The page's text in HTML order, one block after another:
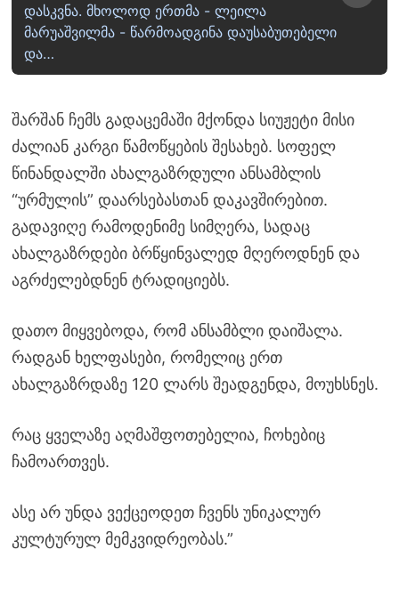
დასკვნა. მხოლოდ ერთმა - ლეილა
მარუაშვილმა - წარმოადგინა დაუსაბუთებელი
და…
შარშან ჩემს გადაცემაში მქონდა სიუჟეტი მისი
ძალიან კარგი წამოწყების შესახებ. სოფელ
წინანდალში ახალგაზრდული ანსამბლის
“ურმულის” დაარსებასთან დაკავშირებით.
გადავიღე რამოდენიმე სიმღერა, სადაც
ახალგაზრდები ბრწყინვალედ მღეროდნენ და
აგრძელებდნენ ტრადიციებს.
დათო მიყვებოდა, რომ ანსამბლი დაიშალა.
რადგან ხელფასები, რომელიც ერთ
ახალგაზრდაზე 120 ლარს შეადგენდა, მოუხსნეს.
რაც ყველაზე აღმაშფოთებელია, ჩოხებიც
ჩამოართვეს.
ასე არ უნდა ვექცეოდეთ ჩვენს უნიკალურ
კულტურულ მემკვიდრეობას.”